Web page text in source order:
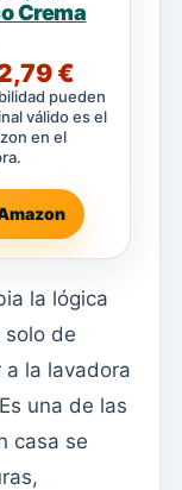
Crema
€
pueden
válido es el
en el
la lógica
de
a la lavadora
una de las
casa se